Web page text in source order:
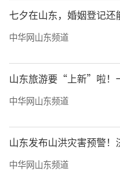
七夕在山东，婚姻登记还
中华网山东频道
山东旅游要“上新”啦！
中华网山东频道
山东发布山洪灾害预警
中华网山东频道